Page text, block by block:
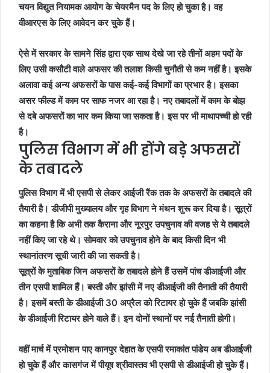
चयन विद्युत नियामक आयोग के चेयरमैन पद के लिए हो चुका है। वह
वीआरएस के लिए आवेदन कर चुके हैं।
ऐसे में सरकार के सामने सिंह द्वारा एक साथ देखे जा रहे तीनों अहम पदों के
लिए उसी कसौटी वाले अफसर की तलाश किसी चुनौती से कम नहीं है। इसके
अलावा कई अन्य अफसरों के पास कई-कई विभागों का प्रभार है। इसका
असर फील्ड में काम पर साफ नजर आ रहा है। नए तबादलों में काम के बोझ
से दबे अफसरों का भार कम किया जा सकता है। इस पर भी माथापच्ची हो रही
है।
पुलिस विभाग में भी होंगे बड़े अफसरों
के तबादले
पुलिस विभाग में भी एसपी से लेकर आईजी रैंक तक के अफसरों के तबादले की
तैयारी है। डीजीपी मुख्यालय और गृह विभाग ने मंथन शुरू कर दिया है। सूत्रों
का कहना है कि अभी तक कैराना और नूरपुर उपचुनाव की वजह से ये तबादले
नहीं किए जा रहे थे। सोमवार को उपचुनाव होने के बाद किसी दिन भी
स्थानांतरण सूची जारी की जा सकती है।
सूत्रों के मुताबिक जिन अफसरों के तबादले होने हैं उसमें पांच डीआईजी और
तीन एसपी शामिल हैं। बस्ती और झांसी में नए डीआईजी की तैनाती की तैयारी
है। इसमें बस्ती के डीआईजी 30 अप्रैल को रिटायर हो चुके हैं जबकि झांसी
के डीआईजी रिटायर होने वाले हैं। इन दोनों स्थानों पर नई तैनाती होगी।
वहीं मार्च में प्रमोशन पाए कानपुर देहात के एसपी रमाकांत पांडेय अब डीआईजी
हो चुके हैं और कासगंज में पीयूष श्रीवास्तव भी एसपी से डीआईजी हो चुके हैं।